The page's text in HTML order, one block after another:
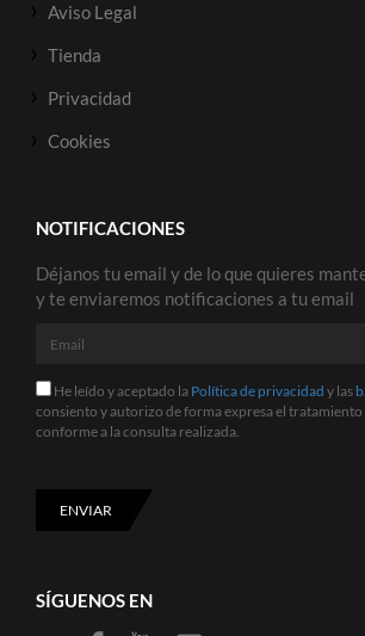
Aviso Legal
Tienda
Privacidad
Cookies
NOTIFICACIONES
Déjanos tu email y de lo que quieres
y te enviaremos notificaciones a tu email
Email
He
leído
y
Política
de
privacidad
legales
He leído y aceptado la Política de privacidad y las
consiento y autorizo de forma expresa el tratamiento
conforme a la consulta realizada.
ENVIAR
SÍGUENOS EN